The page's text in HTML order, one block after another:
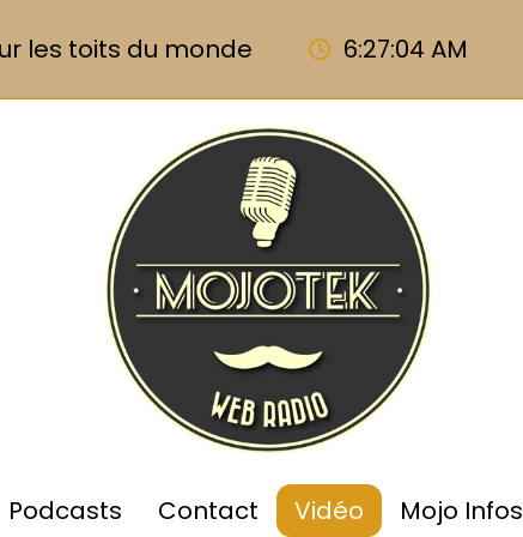
les toits du monde 6:27:05 AM
Podcasts Contact Vidéo Mojo Infos